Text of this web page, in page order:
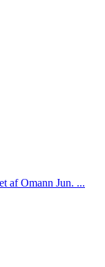
af Omann Jun. ...